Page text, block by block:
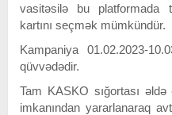
vasitəsilə bu platformada
kartını seçmək mümkündür.
Kampaniya 01.02.2023-
qüvvədədir.
Tam KASKO sığortası
imkanından yararlanaraq